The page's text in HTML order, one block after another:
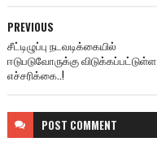
PREVIOUS
சீட்டிழுப்பு நடவடிக்கையில்
ஈடுபடுவோருக்கு விடுக்கப்பட்டுள்ள
எச்சரிக்கை..!
POST COMMENT